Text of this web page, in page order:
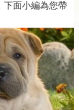
下面小編為您帶